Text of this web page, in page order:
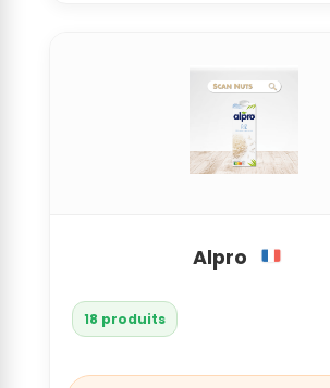
Alpro
18 produits